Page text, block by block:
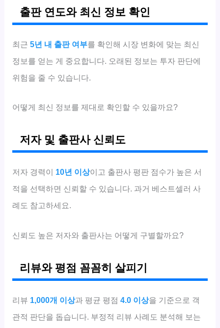
출판 연도와 최신 정보 확인
최근5년 내 출판 여부를 확인해 시장 변화에 맞는 최신
정보를 얻는 게 중요합니다. 오래된 정보는 투자 판단에
위험을 줄 수 있습니다.
어떻게 최신 정보를 제대로 확인할 수 있을까요?
저자 및 출판사 신뢰도
저자 경력이 10년 이상이고 출판사 평판 점수가 높은 서
적을 선택하면 신뢰할 수 있습니다. 과거 베스트셀러 사
례도 참고하세요.
신뢰도 높은 저자와 출판사는 어떻게 구별할까요?
리뷰와 평점 꼼꼼히 살피기
리뷰 1,000개 이상과 평균 평점4.0 이상을 기준으로 객
관적 판단을 돕습니다. 부정적 리뷰 사례도 분석해 보는